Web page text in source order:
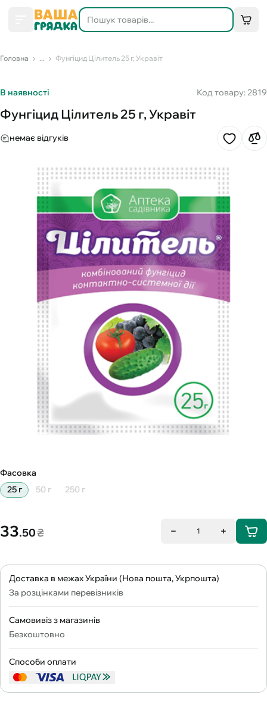
Головна ... Фунгіцид Цілитель 25 г, Укравіт
В наявності Код товару: 2819
Фунгіцид Цілитель 25 г, Укравіт
немає відгуків
Фасовка
25 г
50 г 250 г
33.50₴ 1
Доставка в межах України (Нова пошта, Укрпошта)
За розцінками перевізників
Самовивіз з магазинів
Безкоштовно
Способи оплати